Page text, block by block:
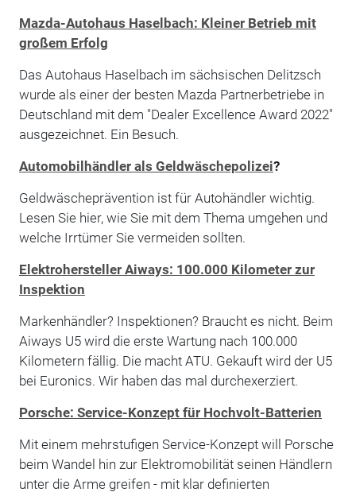
Mazda-Autohaus Haselbach: Kleiner Betrieb mit
großem Erfolg
Das Autohaus Haselbach im sächsischen Delitzsch
wurde als einer der besten Mazda Partnerbetriebe in
Deutschland mit dem "Dealer Excellence Award 2022"
ausgezeichnet. Ein Besuch.
Automobilhändler als Geldwäschepolizei?
Geldwäscheprävention ist für Autohändler wichtig.
Lesen Sie hier, wie Sie mit dem Thema umgehen und
welche Irrtümer Sie vermeiden sollten.
Elektrohersteller Aiways: 100.000 Kilometer zur
Inspektion
Markenhändler? Inspektionen? Braucht es nicht. Beim
Aiways U5 wird die erste Wartung nach 100.000
Kilometern fällig. Die macht ATU. Gekauft wird der U5
bei Euronics. Wir haben das mal durchexerziert.
Porsche: Service-Konzept für Hochvolt-Batterien
Mit einem mehrstufigen Service-Konzept will Porsche
beim Wandel hin zur Elektromobilität seinen Händlern
unter die Arme greifen - mit klar definierten